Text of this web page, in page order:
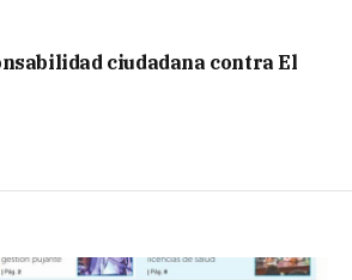
ciudadana contra El